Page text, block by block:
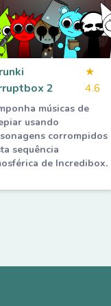
2
★
4.6
músicas de
usando
corrompidos
sequência
de Incredibox.